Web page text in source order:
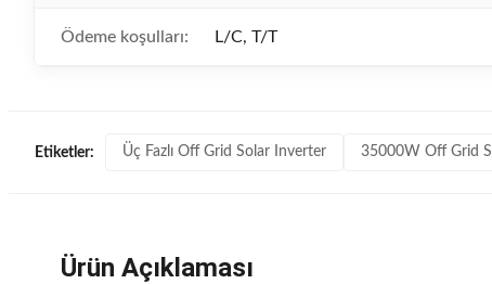
Ödeme koşulları: L/C, T/T
Etiketler: Üç Fazlı Off Grid Solar Inverter 35000W Off Grid
Ürün Açıklaması